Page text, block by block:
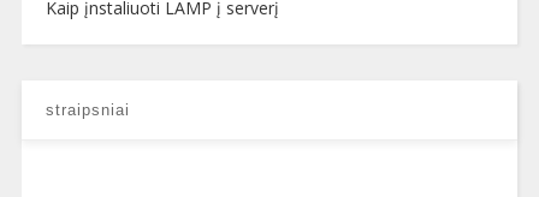
Kaip įnstaliuoti LAMP į serverį
straipsniai